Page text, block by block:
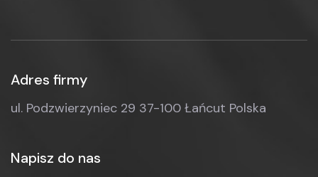
Adres firmy
ul. Podzwierzyniec 29 37-100 Łańcut Polska
Napisz do nas